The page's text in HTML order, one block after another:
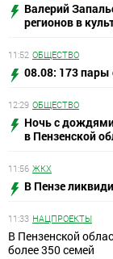
Валерий
регионов в
11:52 ОБЩЕСТВО
08.08: 173 пары
12:29 ОБЩЕСТВО
Ночь с
в Пензенской
11:56 ЖКХ
В Пензе
11:33 НАЦПРОЕКТЫ
В Пензенской
более 350 семей